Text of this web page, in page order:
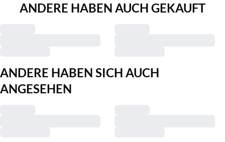
ANDERE HABEN AUCH GEKAUFT
ANDERE HABEN SICH AUCH
ANGESEHEN